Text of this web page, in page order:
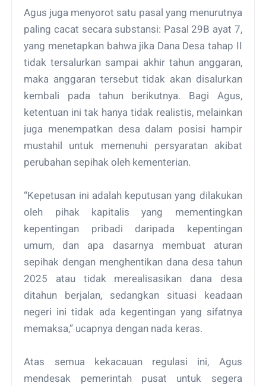
Agus juga menyorot satu pasal yang menurutnya
paling cacat secara substansi: Pasal 29B ayat 7,
yang menetapkan bahwa jika Dana Desa tahap II
tidak tersalurkan sampai akhir tahun anggaran,
maka anggaran tersebut tidak akan disalurkan
kembali pada tahun berikutnya. Bagi Agus,
ketentuan ini tak hanya tidak realistis, melainkan
juga menempatkan desa dalam posisi hampir
mustahil untuk memenuhi persyaratan akibat
perubahan sepihak oleh kementerian.
“Kepetusan ini adalah keputusan yang dilakukan
oleh pihak kapitalis yang mementingkan
kepentingan pribadi daripada kepentingan
umum, dan apa dasarnya membuat aturan
sepihak dengan menghentikan dana desa tahun
2025 atau tidak merealisasikan dana desa
ditahun berjalan, sedangkan situasi keadaan
negeri ini tidak ada kegentingan yang sifatnya
memaksa,” ucapnya dengan nada keras.
Atas semua kekacauan regulasi ini, Agus
mendesak pemerintah pusat untuk segera